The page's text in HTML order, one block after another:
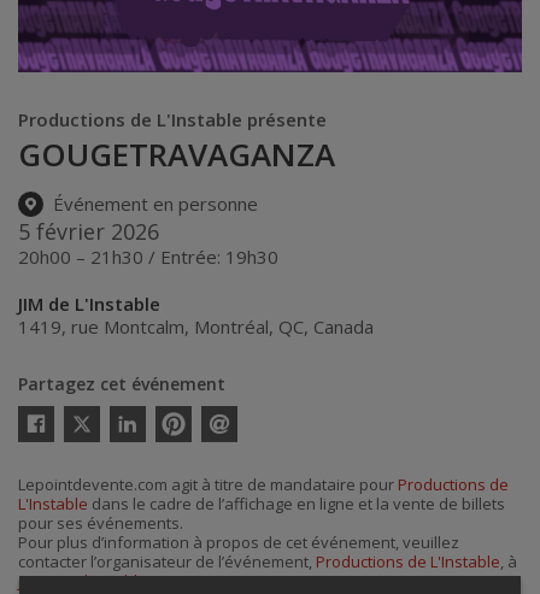
Productions de L'Instable présente
GOUGETRAVAGANZA
Événement en personne
5 février 2026
20h00 – 21h30 / Entrée: 19h30
JIM de L'Instable
1419, rue Montcalm, Montréal, QC, Canada
Partagez cet événement
Twitter
courriel
Lepointdevente.com agit à titre de mandataire pour Productions de
L'Instable dans le cadre de l’affichage en ligne et la vente de billets
pour ses événements.
Pour plus d’information à propos de cet événement, veuillez
contacter l’organisateur de l’événement, Productions de L'Instable, à
jim@prodinstable.com.